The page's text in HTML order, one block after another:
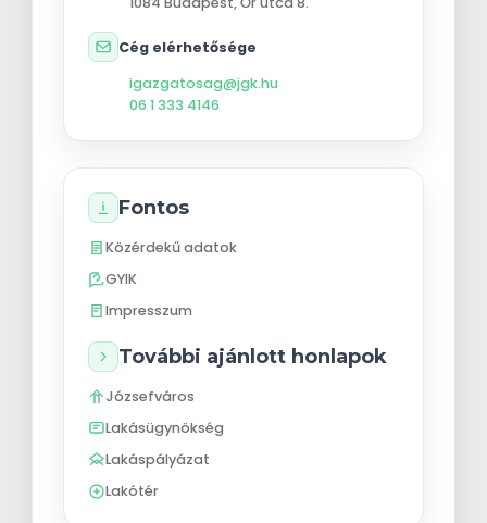
Cég elérhetősége
igazgatosag@jgk.hu
06 1 333 4146
Fontos
Közérdekű adatok
GYIK
Impresszum
További ajánlott honlapok
Józsefváros
Lakásügynökség
Lakáspályázat
Lakótér